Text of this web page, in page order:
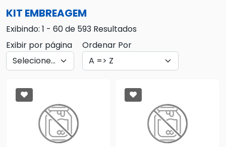
KIT EMBREAGEM
Exibindo: 1 - 60 de 593 Resultados
Exibir por página
Ordenar Por